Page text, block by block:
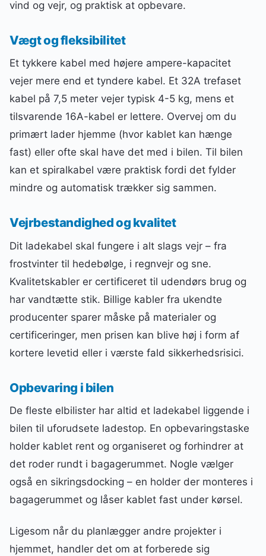
vind og vejr, og praktisk at opbevare.
Vægt og fleksibilitet
Et tykkere kabel med højere ampere-kapacitet
vejer mere end et tyndere kabel. Et 32A trefaset
kabel på 7,5 meter vejer typisk 4-5 kg, mens et
tilsvarende 16A-kabel er lettere. Overvej om du
primært lader hjemme (hvor kablet kan hænge
fast) eller ofte skal have det med i bilen. Til bilen
kan et spiralkabel være praktisk fordi det fylder
mindre og automatisk trækker sig sammen.
Vejrbestandighed og kvalitet
Dit ladekabel skal fungere i alt slags vejr – fra
frostvinter til hedebølge, i regnvejr og sne.
Kvalitetskabler er certificeret til udendørs brug og
har vandtætte stik. Billige kabler fra ukendte
producenter sparer måske på materialer og
certificeringer, men prisen kan blive høj i form af
kortere levetid eller i værste fald sikkerhedsrisici.
Opbevaring i bilen
De fleste elbilister har altid et ladekabel liggende i
bilen til uforudsete ladestop. En opbevaringstaske
holder kablet rent og organiseret og forhindrer at
det roder rundt i bagagerummet. Nogle vælger
også en sikringsdocking – en holder der monteres i
bagagerummet og låser kablet fast under kørsel.
Ligesom når du planlægger andre projekter i
hjemmet, handler det om at forberede sig